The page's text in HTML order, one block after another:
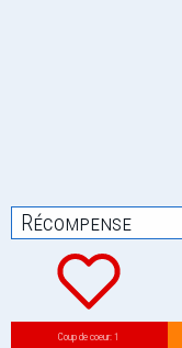
Récompense
Coup de coeur: 1